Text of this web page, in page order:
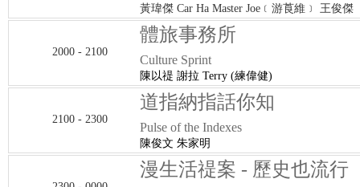
黃瑋傑 Car Ha Master Joe﹝游莨維﹞ 王俊傑
2000 - 2100
體旅事務所
Culture Sprint
陳以禔 謝拉 Terry (練偉健)
2100 - 2300
道指納指話你知
Pulse of the Indexes
陳俊文 朱家明
漫生活禔案 - 歷史也流行